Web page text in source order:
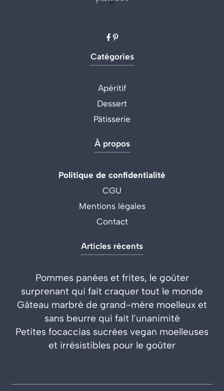
Catégories
Apéritif
Dessert
Pâtisserie
À propos
Politique de confidentialité
CGU
Mentions légales
Contact
Articles récents
Pommes panées et frites, le goûter
surprenant qui fait craquer tout le monde
Gâteau marbré de grand-mère moelleux et
sans beurre qui fait l’unanimité
Petites focaccias sucrées vegan moelleuses
et irrésistibles pour le goûter